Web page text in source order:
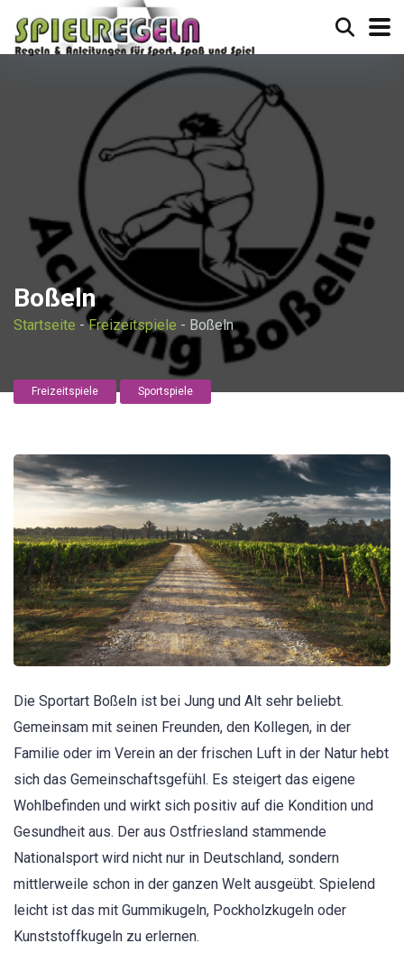
Boßeln
Startseite -Freizeitspiele - Boßeln
Freizeitspiele Sportspiele
Die Sportart Boßeln ist bei Jung und Alt sehr beliebt.
Gemeinsam mit seinen Freunden, den Kollegen, in der
Familie oder im Verein an der frischen Luft in der Natur hebt
sich das Gemeinschaftsgefühl. Es steigert das eigene
Wohlbefinden und wirkt sich positiv auf die Kondition und
Gesundheit aus. Der aus Ostfriesland stammende
Nationalsport wird nicht nur in Deutschland, sondern
mittlerweile schon in der ganzen Welt ausgeübt. Spielend
leicht ist das mit Gummikugeln, Pockholzkugeln oder
Kunststoffkugeln zu erlernen.